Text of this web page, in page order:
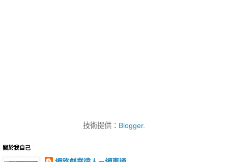
技術提供： Blogger.
關於我自己